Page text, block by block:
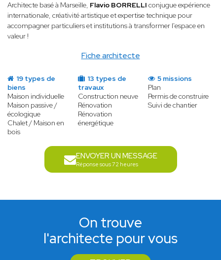
Fiche architecte
Architecte basé à Marseille, Flavio BORRELLI conjugue expérience
internationale, créativité artistique et expertise technique pour
accompagner particuliers et institutions à transformer l'espace en
valeur !
19 types de
biens
Maison individuelle
Maison passive /
écologique
Chalet / Maison en
bois
13 types de
travaux
Construction neuve
Rénovation
Rénovation
énergétique
5 missions
Plan
Permis de construire
Suivi de chantier
ENVOYER UN MESSAGE
Réponse sous 72 heures
On trouve
l'architecte pour vous